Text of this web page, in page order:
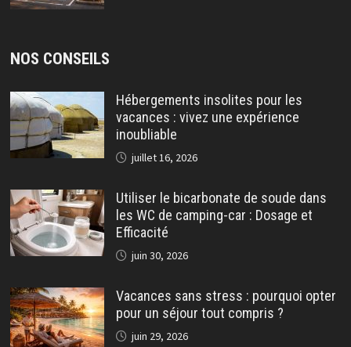
NOS CONSEILS
Hébergements insolites pour les
vacances : vivez une expérience
inoubliable
juillet 16, 2026
Utiliser le bicarbonate de soude dans
les WC de camping-car : Dosage et
Efficacité
juin 30, 2026
Vacances sans stress : pourquoi opter
pour un séjour tout compris ?
juin 29, 2026